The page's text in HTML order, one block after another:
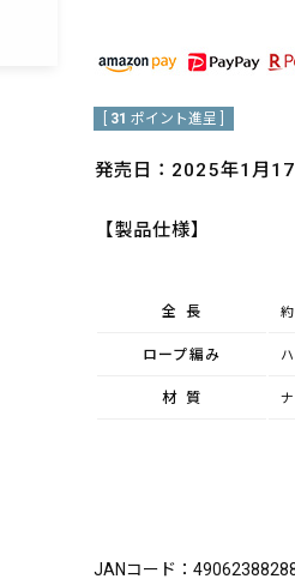
31 ポイント進呈 ]
発売日：2025年1月17
【製品仕様】
全長
ロープ編み
材質
JANコード：